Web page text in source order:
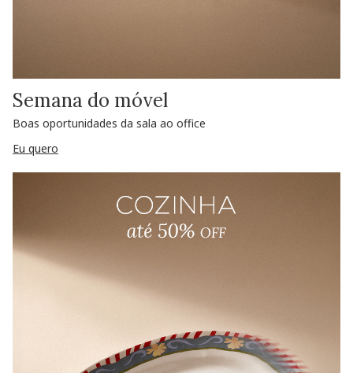
Semana do móvel
Boas oportunidades da sala ao office
Eu quero